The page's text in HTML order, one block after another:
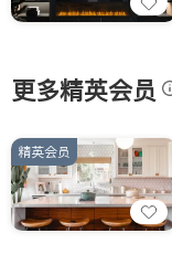
更多精英会员
精英会员